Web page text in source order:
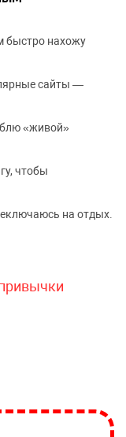
быстро нахожу
сайты —
«живой»
чтобы
на отдых.